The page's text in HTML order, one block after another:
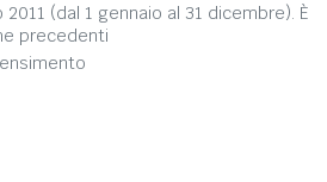
(dal 1 gennaio al 31 dicembre). È
precedenti